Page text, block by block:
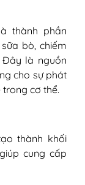
đường ruột
sữa bò
sữa bò ở
sữa bò
thì hết?
hiểm
thành phần
bò, chiếm
Đây là nguồn
cho sự phát
cơ thể.
thành khối
cung cấp